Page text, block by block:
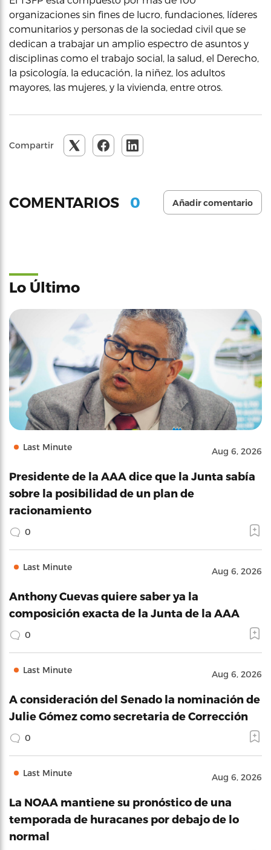
organizaciones sin fines de lucro, fundaciones, líderes
comunitarios y personas de la sociedad civil que se
dedican a trabajar un amplio espectro de asuntos y
disciplinas como el trabajo social, la salud, el Derecho,
la psicología, la educación, la niñez, los adultos
mayores, las mujeres, y la vivienda, entre otros.
Compartir
COMENTARIOS 0 Añadir comentario
Lo Último
Last Minute Aug 6, 2026
Presidente de la AAA dice que la Junta sabía
sobre la posibilidad de un plan de
racionamiento
0
Last Minute Aug 6, 2026
Anthony Cuevas quiere saber ya la
composición exacta de la Junta de la AAA
0
Last Minute Aug 6, 2026
A consideración del Senado la nominación de
Julie Gómez como secretaria de Corrección
0
Last Minute Aug 6, 2026
La NOAA mantiene su pronóstico de una
temporada de huracanes por debajo de lo
normal